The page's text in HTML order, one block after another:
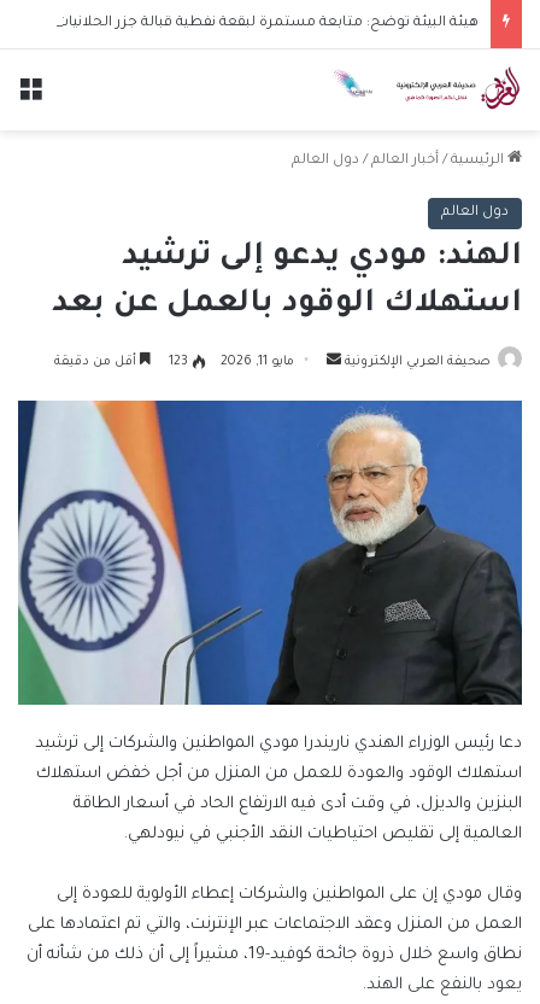
الرئيسية / أخبار العالم / دول العالم
دول العالم
الهند: مودي يدعو إلى ترشيد
استهلاك الوقود بالعمل عن بعد
صحيفة العربي الإلكترونية
أرسل مايو 11, 2026 123 أقل من دقيقة
دعا رئيس الوزراء الهندي ‌ناريندرا مودي المواطنين ​والشركات ⁠إلى ترشيد
استهلاك ‌الوقود والعودة للعمل ‌من المنزل من أجل خفض استهلاك
البنزين ‌والديزل، في وقت أدى فيه ⁠الارتفاع الحاد في أسعار الطاقة
العالمية إلى تقليص احتياطيات النقد الأجنبي في نيودلهي.
وقال مودي إن ​على المواطنين والشركات إعطاء ‌الأولوية للعودة إلى
العمل من المنزل وعقد الاجتماعات ⁠عبر الإنترنت، والتي تم اعتمادها على
نطاق واسع خلال ذروة ​جائحة ‌كوفيد-19، مشيراً ‌إلى أن ذلك من شأنه أن
يعود بالنفع ‌على الهند.